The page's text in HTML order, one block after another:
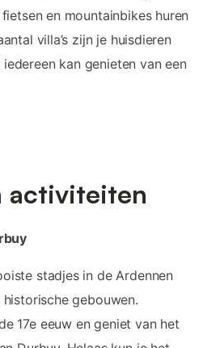
en mountainbikes huren
villa’s zijn je huisdieren
kan genieten van een
activiteiten
stadjes in de Ardennen
gebouwen.
17e eeuw en geniet van het